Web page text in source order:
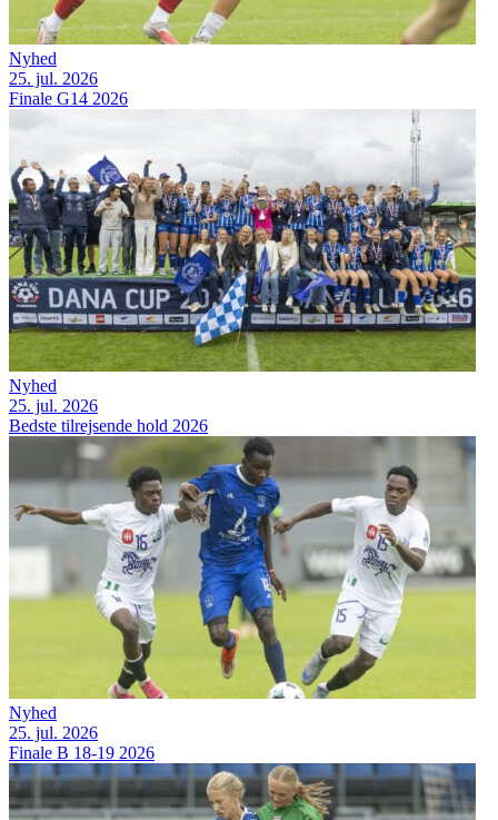
Nyhed
25. jul. 2026
Finale G14 2026
Nyhed
25. jul. 2026
Bedste tilrejsende hold 2026
Nyhed
25. jul. 2026
Finale B 18-19 2026